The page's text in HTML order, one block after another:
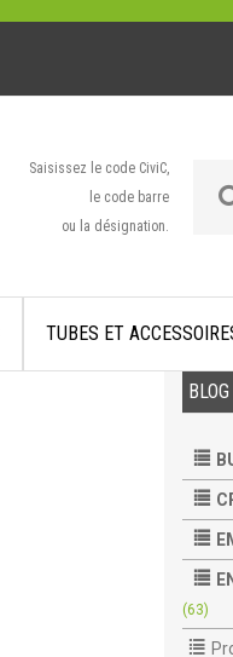
Saisissez le code CiviC,
le code barre
ou la désignation.
TUBES ET
(63)